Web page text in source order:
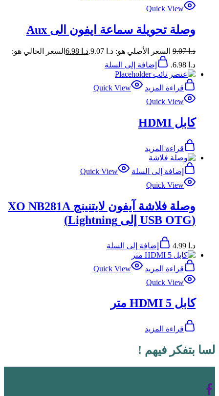
Quick View
وصلة تحويلة سماعة ايفون الى Aux
د.ا9.07 السعر الأصلي هو: د.ا 9.07. د.ا
السعر الحالي هو:
د.ا 6.98.
إضافة إلى السلة
قراءة المزيد
Quick View
Quick View
كابل HDMI
قراءة المزيد
إضافة إلى السلة
Quick View
Quick View
وصلة فلاشة آيفون لايتنينج XO NB281A
(USB OTG إلى Lightning)
د.ا إضافة إلى السلة
قراءة المزيد
Quick View
Quick View
كابل HDMI 5 متر
قراءة المزيد
لسا بتفكر فيهم !